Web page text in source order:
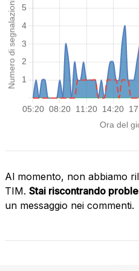
Al momento, non abbiamo
TIM. Stai riscontrando
un messaggio nei commenti.